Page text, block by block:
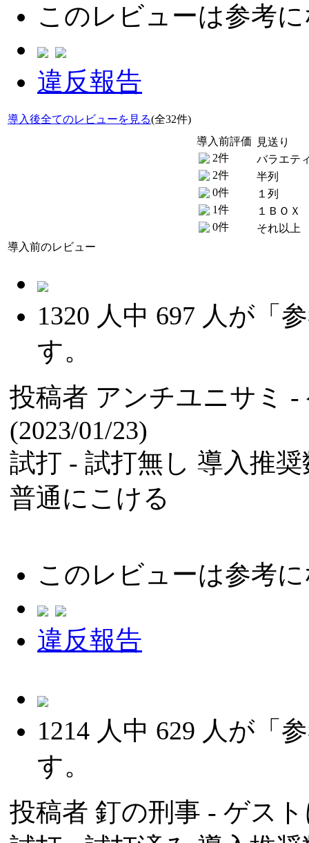
このレビューは参考
違反報告
導入後全てのレビューを見る(全32件)
導入前評価
2件
2件
0件
1件
0件
見送り
バラエテ
半列
１列
１ＢＯＸ
それ以上
導入前のレビュー
1320 人中 697 人が「
す。
投稿者 アンチユニサミ -
(2023/01/23)
試打 - 試打無し 導入推
普通にこける
このレビューは参考
違反報告
1214 人中 629 人が「
す。
投稿者 釘の刑事 - ゲス